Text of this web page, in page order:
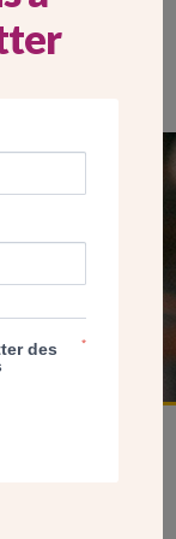
à Montigny-lès-
des
*